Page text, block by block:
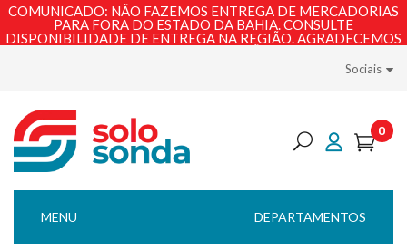
COMUNICADO: NÃO FAZEMOS ENTREGA DE MERCADORIAS
PARA FORA DO ESTADO DA BAHIA. CONSULTE
DISPONIBILIDADE DE ENTREGA NA REGIÃO. AGRADECEMOS
Sociais
0
DEPARTAMENTOS
MENU